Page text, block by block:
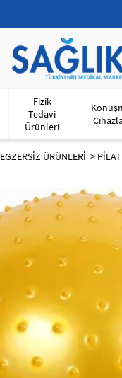
Fizik
Tedavi
Ürünleri
EGZERSİZ ÜRÜNLERİ